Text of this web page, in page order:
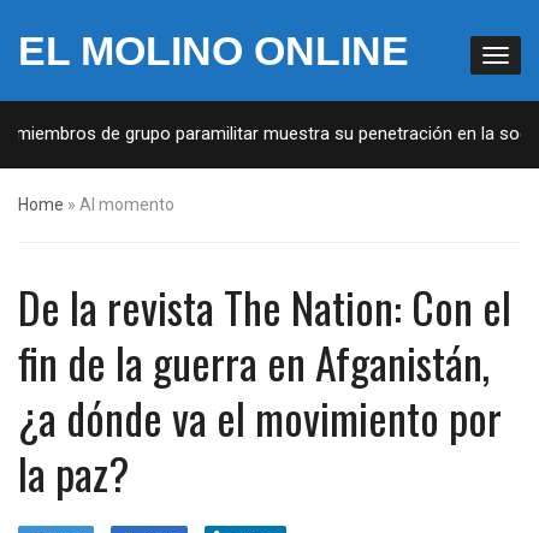
EL MOLINO ONLINE
de grupo paramilitar muestra su penetración en la sociedad
Home » Al momento
De la revista The Nation: Con el
fin de la guerra en Afganistán,
¿a dónde va el movimiento por
la paz?